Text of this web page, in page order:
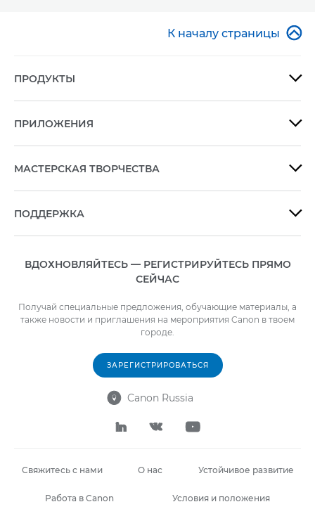
К началу страницы 
ПРОДУКТЫ 
ПРИЛОЖЕНИЯ 
МАСТЕРСКАЯ ТВОРЧЕСТВА 
ПОДДЕРЖКА 
ВДОХНОВЛЯЙТЕСЬ — РЕГИСТРИРУЙТЕСЬ ПРЯМО
СЕЙЧАС
Получай специальные предложения, обучающие материалы, а
также новости и приглашения на мероприятия Canon в твоем
городе.
ЗАРЕГИСТРИРОВАТЬСЯ
 Canon Russia
  
Свяжитесь с нами О нас Устойчивое развитие
Работа в Canon Условия и положения